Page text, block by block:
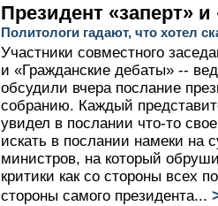
Президент «заперт»
Политологи гадают, что хотел
Участники совместного
и «Гражданские дебаты» --
обсудили вчера послание
собранию. Каждый
увидел в послании что-то
искать в послании намеки на
министров, на который
критики как со стороны всех
стороны самого президента...